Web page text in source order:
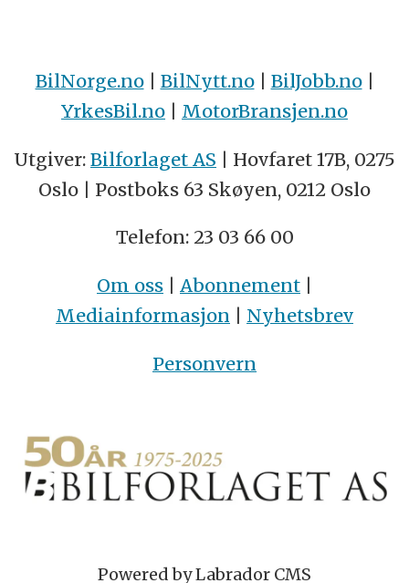
BilNorge.no| BilNytt.no| BilJobb.no|
YrkesBil.no | MotorBransjen.no
Utgiver: Bilforlaget AS | Hovfaret 17B, 0275
Oslo | Postboks 63 Skøyen, 0212 Oslo
Telefon: 23 03 66 00
Om oss Abonnement
Mediainformasjon
Nyhetsbrev
Personvern
Powered by Labrador CMS